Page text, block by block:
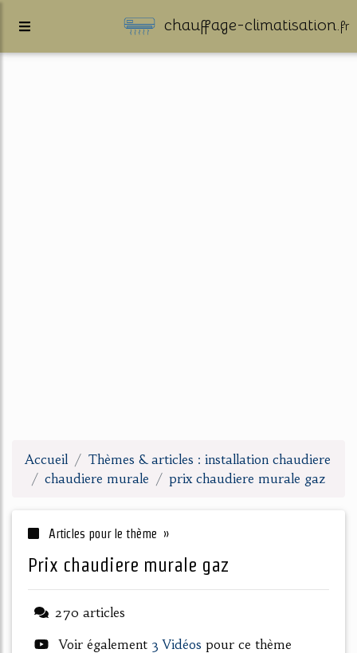
chauffage-climatisation.fr
Accueil
Thèmes & articles : installation chaudiere
chaudiere murale
prix chaudiere murale gaz
Articles pour le thème »
prix chaudiere murale gaz
270 articles
Voir également 3 Vidéos pour ce thème